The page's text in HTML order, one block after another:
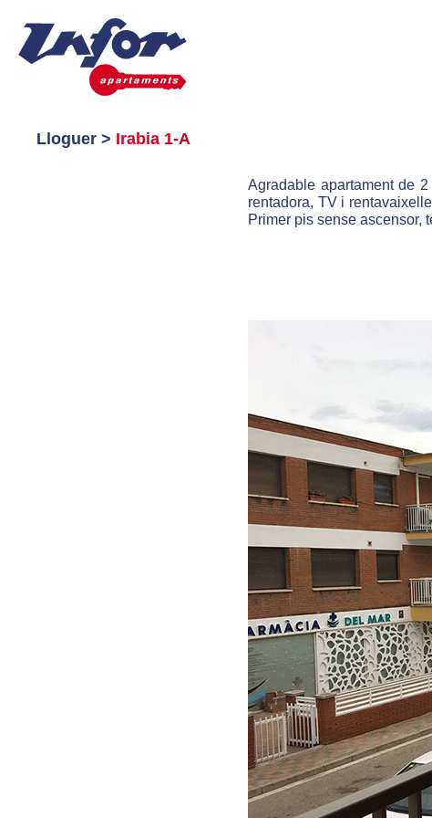
L loguer > Irabia 1-A
Agradable apartament de
rentadora, TV i
Primer pis sense ascensor,